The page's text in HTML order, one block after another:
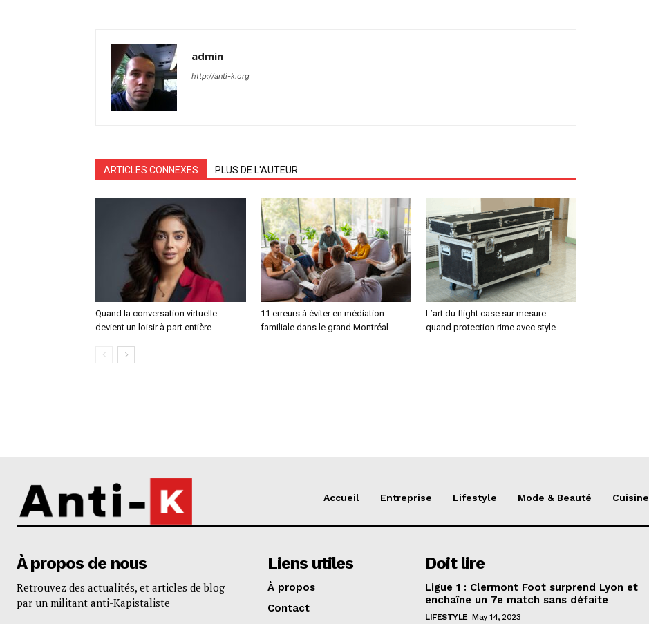
admin
http://anti-k.org
ARTICLES CONNEXES PLUS DE L'AUTEUR
Quand la conversation virtuelle
devient un loisir à part entière
11 erreurs à éviter en médiation
familiale dans le grand Montréal
L’art du flight case sur mesure :
quand protection rime avec style
Accueil Entreprise Lifestyle Mode & Beauté Cuisine
À propos de nous
Retrouvez des actualités, et articles de blog
par un militant anti-Kapistaliste
Liens utiles
À propos
Contact
Doit lire
Ligue 1 : Clermont Foot surprend Lyon et
enchaîne un 7e match sans défaite
LIFESTYLE May 14, 2023